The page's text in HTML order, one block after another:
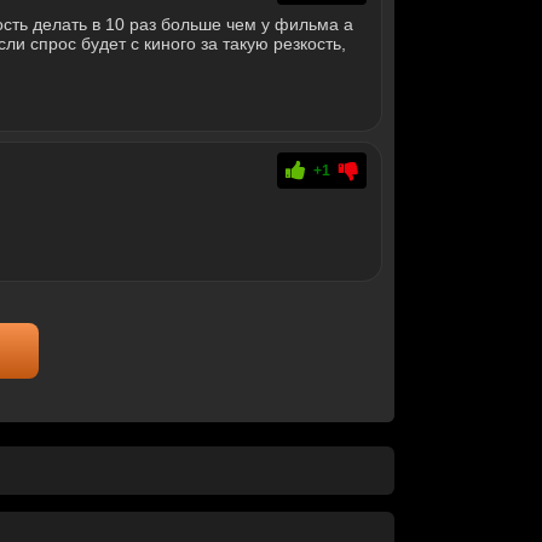
делать в 10 раз больше чем у фильма а
спрос будет с киного за такую резкость,
+1